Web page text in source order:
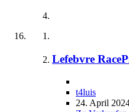
Lefebvre
t4luis
24. April